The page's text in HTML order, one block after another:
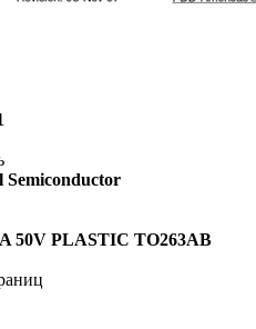
Semiconductor
50V PLASTIC TO263AB